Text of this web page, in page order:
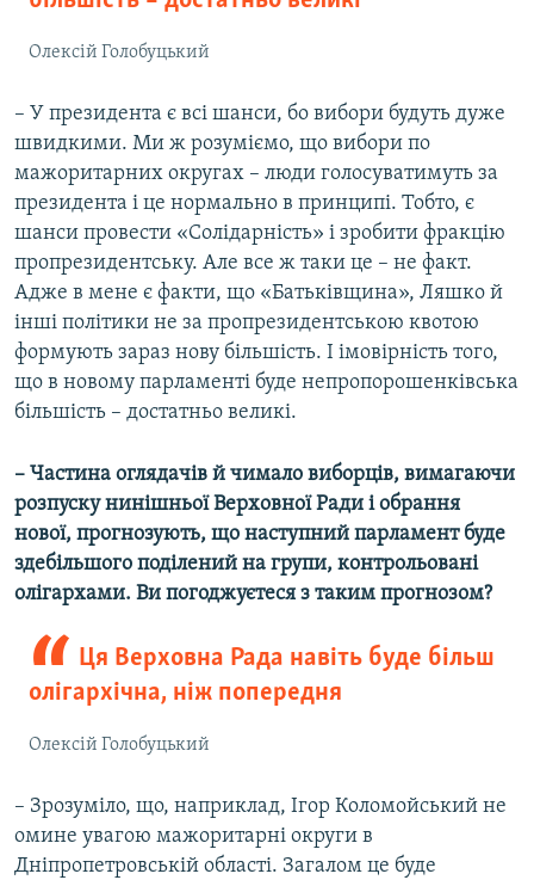
Олексій Голобуцький
– У президента є всі шанси, бо вибори будуть дуже
швидкими. Ми ж розуміємо, що вибори по
мажоритарних округах – люди голосуватимуть за
президента і це нормально в принципі. Тобто, є
шанси провести «Солідарність» і зробити фракцію
пропрезидентську. Але все ж таки це – не факт.
Адже в мене є факти, що «Батьківщина», Ляшко й
інші політики не за пропрезидентською квотою
формують зараз нову більшість. І імовірність того,
що в новому парламенті буде непропорошенківська
більшість – достатньо великі.
– Частина оглядачів й чимало виборців, вимагаючи
розпуску нинішньої Верховної Ради і обрання
нової, прогнозують, що наступний парламент буде
здебільшого поділений на групи, контрольовані
олігархами. Ви погоджуєтеся з таким прогнозом?
Ця Верховна Рада навіть буде більш
олігархічна, ніж попередня
Олексій Голобуцький
– Зрозуміло, що, наприклад, Ігор Коломойський не
омине увагою мажоритарні округи в
Дніпропетровській області. Загалом це буде